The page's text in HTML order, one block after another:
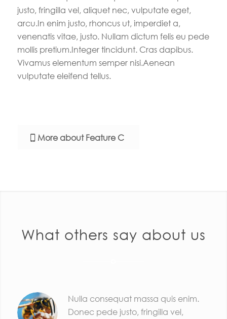
justo, fringilla vel, aliquet nec, vulputate eget,
arcu.In enim justo, rhoncus ut, imperdiet a,
venenatis vitae, justo. Nullam dictum felis eu pede
mollis pretium.Integer tincidunt. Cras dapibus.
Vivamus elementum semper nisi.Aenean
vulputate eleifend tellus.
More about Feature C
What others say about us
Nulla consequat massa quis enim.
Donec pede justo, fringilla vel,